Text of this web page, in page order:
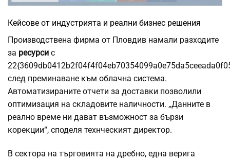
Кейсове от индустрията и реални бизнес решения
Производствена фирма от Пловдив намали разходите
за ресурси с
след преминаване към облачна система.
Автоматизираните отчети за доставки позволили
оптимизация на складовите наличности. „Данните в
реално време ни дават възможност за бързи
корекции“, споделя технческият директор.
В сектора на търговията на дребно, една верига